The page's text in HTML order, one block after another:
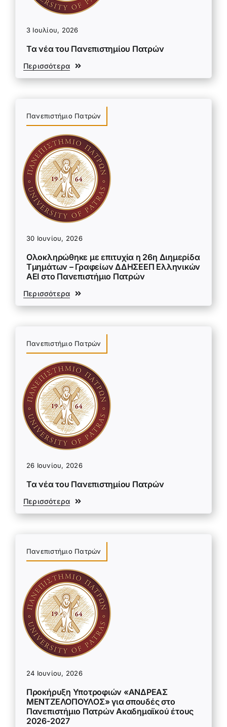
3 Ιουλίου, 2026
Τα νέα του Πανεπιστημίου Πατρών
Περισσότερα
Πανεπιστήμιο Πατρών
30 Ιουνίου, 2026
Ολοκληρώθηκε με επιτυχία η 26η Διημερίδα
Τμημάτων – Γραφείων ΔΔΗΣΕΕΠ Ελληνικών
ΑΕΙ στο Πανεπιστήμιο Πατρών
Περισσότερα
Πανεπιστήμιο Πατρών
26 Ιουνίου, 2026
Τα νέα του Πανεπιστημίου Πατρών
Περισσότερα
Πανεπιστήμιο Πατρών
24 Ιουνίου, 2026
Προκήρυξη Υποτροφιών «ΑΝΔΡΕΑΣ
ΜΕΝΤΖΕΛΟΠΟΥΛΟΣ» για σπουδές στο
Πανεπιστήμιο Πατρών Ακαδημαϊκού έτους
2026-2027